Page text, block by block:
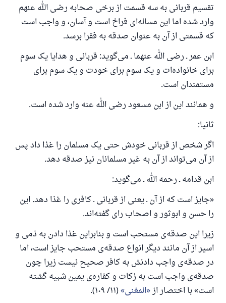
تقسیم قربانی به سه قسمت از برخی صحابه رضی الله عنهم
وارد شده اما این مساله‌ای فراخ است و آسان، و واجب است
که قسمتی از آن به عنوان صدقه به فقرا برسد.
ابن عمر ـ رضی الله عنهما ـ می‌گوید: قربانی و هدایا یک سوم
برای خانواده‌ات و یک سوم برای خودت و یک سوم برای
مستمندان است.
و همانند این از ابن مسعود رضی الله عنه وارد شده است.
ثانیا:
اگر شخص از قربانی خودش حتی یک مسلمان را غذا داد پس
از آن می‌تواند از آن به غیر مسلمانان نیز صدقه دهد.
ابن قدامه ـ رحمه الله ـ می‌گوید:
«جایز است که از آن ـ یعنی از قربانی ـ کافری را غذا دهد. این
را حسن و ابوثور و اصحاب رای گفته‌اند.
زیرا این صدقه‌ی مستحب است و بنابراین غذا دادن به ذمی و
اسیر از آن مانند دیگر انواع صدقه‌ی مستحب جایز است، اما
در صدقه‌ی واجب دادنش به کافر صحیح نیست زیرا چون
صدقه‌ی واجب است به زکات و کفاره‌ی یمین شبیه گشته
است» با اختصار از المغنی (۱۱/ ۱۰۹).
پاسخ شمارهٔ ۱۱۰۸۴۵ یک زندگی زناشویی
را نجات داد.
از پرسش تا پاسخ، کمک مالی شما «اسلام سوال و جواب» را
رسول الله صلی الله علیه وسلم می‌فرماید
آنکه به سوی خیری راهنمایی کند مانند پاداش انجام
دهنده‌اش را خواهد داشت
(مسلم: ۱۸۹۳)
همکاری